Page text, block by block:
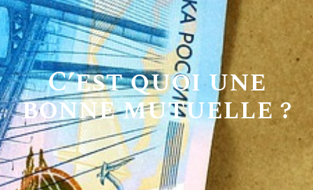
C’est quoi une
bonne mutuelle ?